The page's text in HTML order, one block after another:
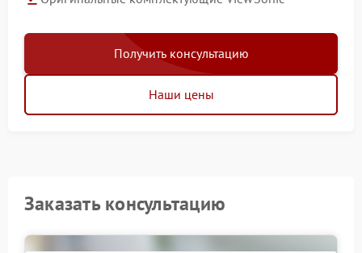
Получить консультацию
Наши цены
Заказать консультацию